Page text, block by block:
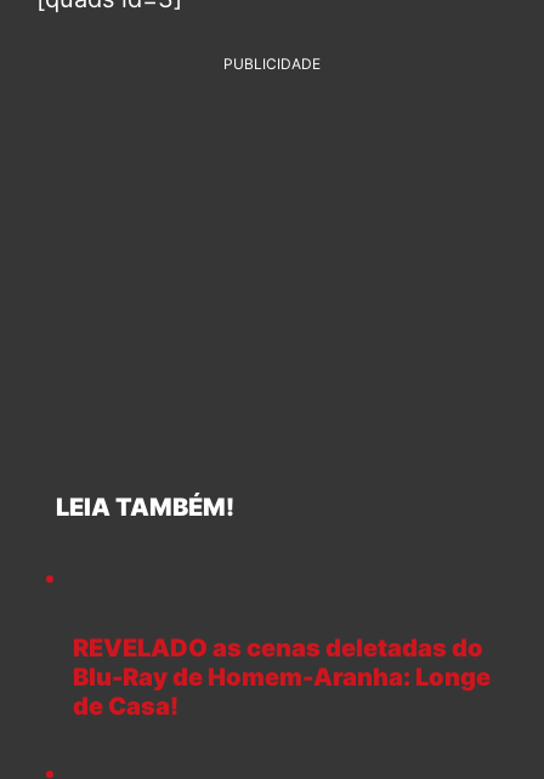
PUBLICIDADE
LEIA TAMBÉM!
REVELADO as cenas deletadas do
Blu-Ray de Homem-Aranha: Longe
de Casa!